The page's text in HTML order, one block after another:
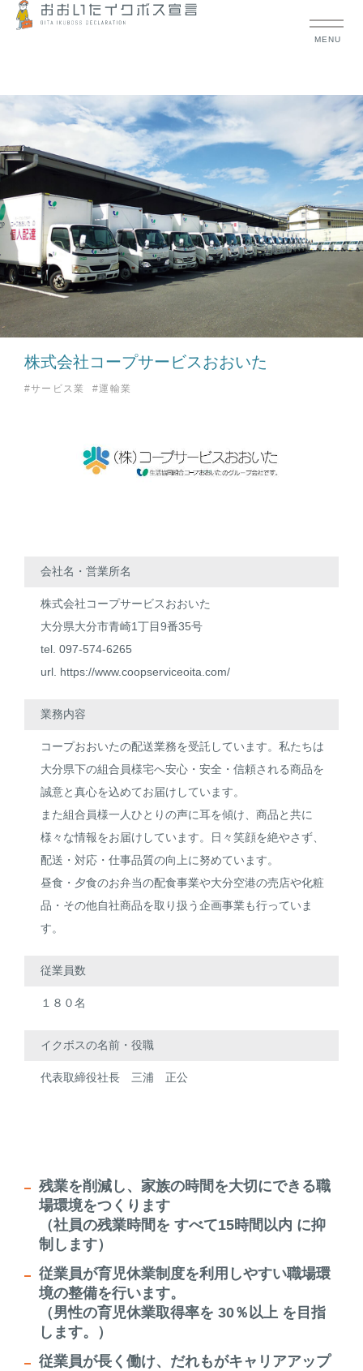
MENU
株式会社コープサービスおおいた
#サービス業 #運輸業
会社名・営業所名
株式会社コープサービスおおいた
大分県大分市青崎1丁目9番35号
tel. 097-574-6265
url. https://www.coopserviceoita.com/
業務内容
コープおおいたの配送業務を受託しています。私たちは
大分県下の組合員様宅へ安心・安全・信頼される商品を
誠意と真心を込めてお届けしています。
また組合員様一人ひとりの声に耳を傾け、商品と共に
様々な情報をお届けしています。日々笑顔を絶やさず、
配送・対応・仕事品質の向上に努めています。
昼食・夕食のお弁当の配食事業や大分空港の売店や化粧
品・その他自社商品を取り扱う企画事業も行っていま
す。
従業員数
１８０名
イクボスの名前・役職
代表取締役社長 三浦 正公
残業を削減し、家族の時間を大切にできる職
場環境をつくります
（社員の残業時間を すべて15時間以内 に抑
制します）
従業員が育児休業制度を利用しやすい職場環
境の整備を行います。
（男性の育児休業取得率を 30％以上 を目指
します。）
従業員が長く働け、だれもがキャリアアップ